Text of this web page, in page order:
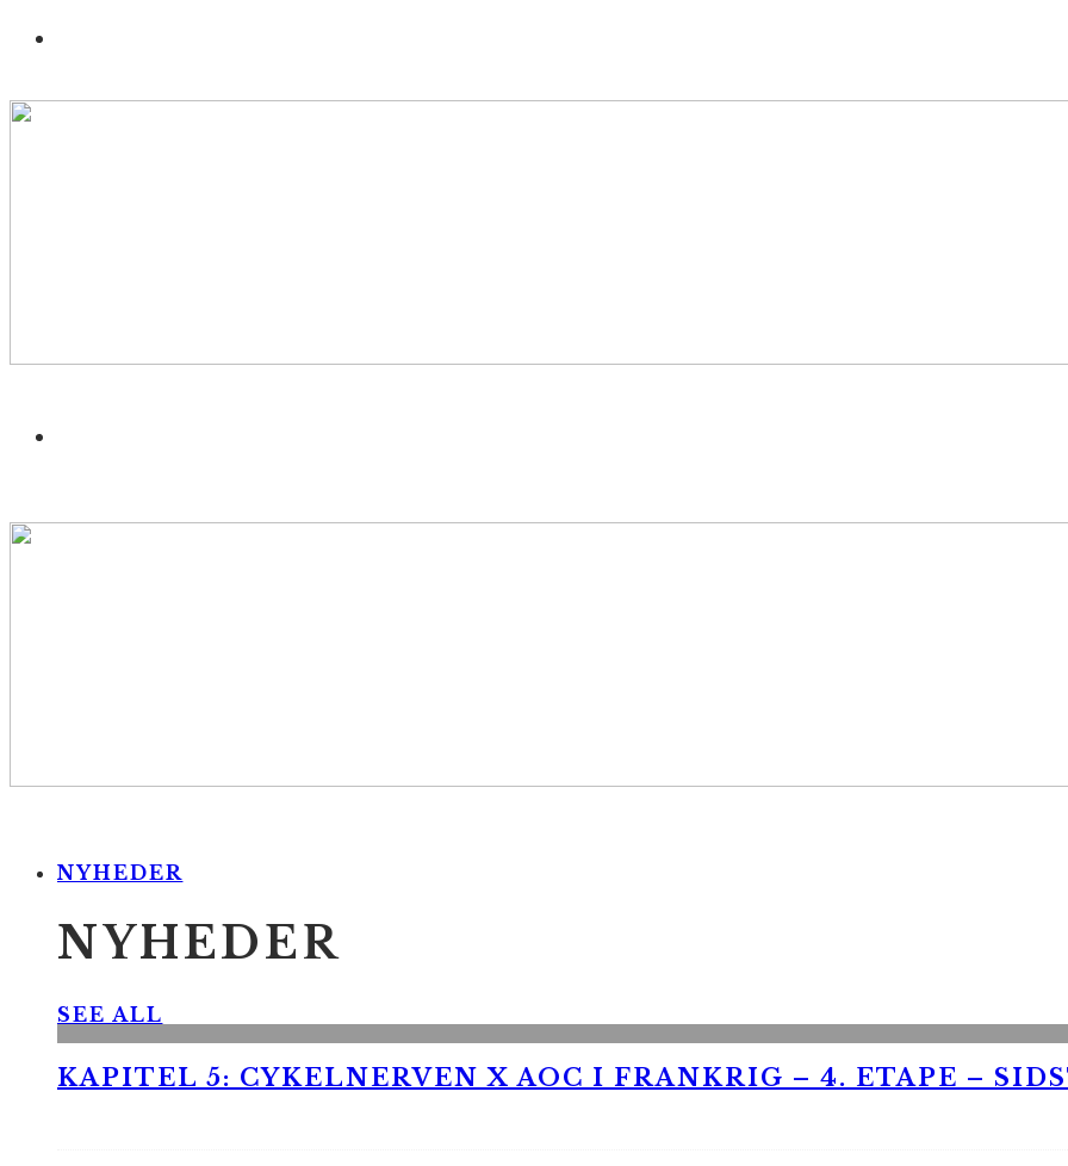
NYHEDER
NYHEDER
SEE ALL
KAPITEL 5: CYKELNERVEN X AOC I FRANKRIG – 4. ETAPE –